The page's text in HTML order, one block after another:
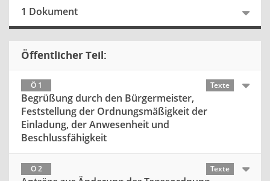
1 Dokument
Öffentlicher Teil:
Ö 1 Texte
Begrüßung durch den Bürgermeister,
Feststellung der Ordnungsmäßigkeit der
Einladung, der Anwesenheit und
Beschlussfähigkeit
Ö 2 Texte